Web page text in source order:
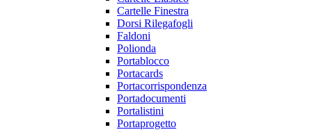
Cartelle Finestra
Dorsi Rilegafogli
Faldoni
Polionda
Portablocco
Portacards
Portacorrispondenza
Portadocumenti
Portalistini
Portaprogetto